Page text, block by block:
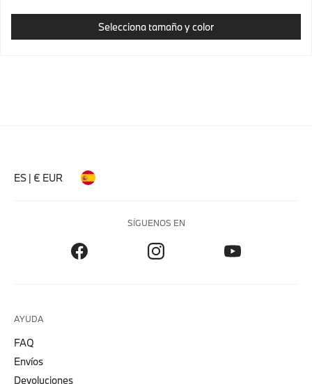
Selecciona tamaño y color
ES | € EUR
SÍGUENOS EN
AYUDA
FAQ
Envíos
Devoluciones